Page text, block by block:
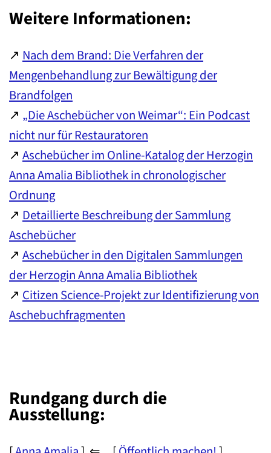
Weitere Informationen:
↗ Nach dem Brand: Die Verfahren der
Mengenbehandlung zur Bewältigung der
Brandfolgen
↗ „Die Aschebücher von Weimar“: Ein Podcast
nicht nur für Restauratoren
↗ Aschebücher im Online-Katalog der Herzogin
Anna Amalia Bibliothek in chronologischer
Ordnung
↗ Detaillierte Beschreibung der Sammlung
Aschebücher
↗ Aschebücher in den Digitalen Sammlungen
der Herzogin Anna Amalia Bibliothek
↗ Citizen Science-Projekt zur Identifizierung von
Aschebuchfragmenten
Rundgang durch die
Ausstellung: